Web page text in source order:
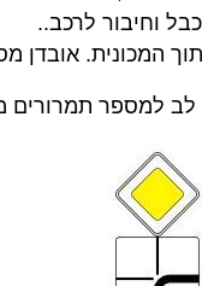
המכונית. אובדן
לב למספר תמרורים